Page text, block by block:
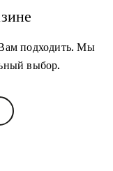
подходить. Мы
выбор.
in New Tab